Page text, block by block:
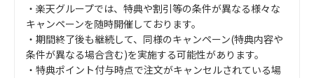
・楽天グループでは、特典や割引等の条件が異なる様々な
キャンペーンを随時開催しております。
・期間終了後も継続して、同様のキャンペーン(特典内容や
条件が異なる場合含む)を実施する可能性があります。
・特典ポイント付与時点で注文がキャンセルされている場